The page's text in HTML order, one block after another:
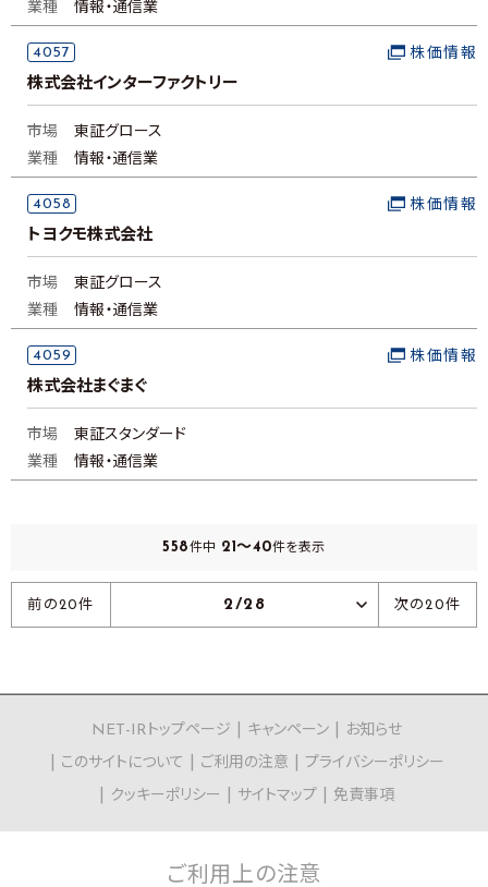
業種
情報・通信業
4057
株式会社インターファクトリー
株価情報
市場
東証グロース
業種
情報・通信業
4058
トヨクモ株式会社
株価情報
市場
東証グロース
業種
情報・通信業
4059
株式会社まぐまぐ
株価情報
市場
東証スタンダード
業種
情報・通信業
558件中 21～40件を表示
前の20件 2/28 次の20件
NET-IRトップページ キャンペーン
お知らせ
このサイトについて
ご利用の注意
プライバシーポリシー
クッキーポリシー
サイトマップ 免責事項
ご利用上の注意